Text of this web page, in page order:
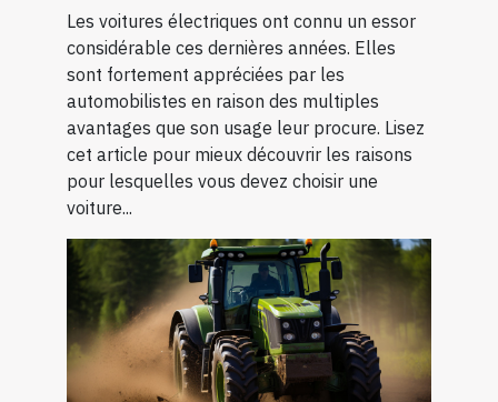
Les voitures électriques ont connu un essor
considérable ces dernières années. Elles
sont fortement appréciées par les
automobilistes en raison des multiples
avantages que son usage leur procure. Lisez
cet article pour mieux découvrir les raisons
pour lesquelles vous devez choisir une
voiture...